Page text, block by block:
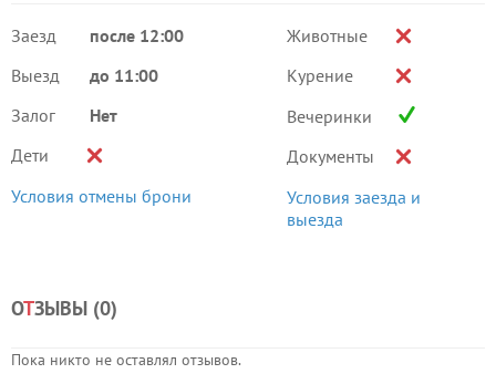
Заезд
после 12:00
Выезд
до 11:00
Залог
Нет
Дети
Условия отмены брони
Животные
Курение
Вечеринки
Документы
Условия заезда и
выезда
ОТЗЫВЫ (0)
Пока никто не оставлял отзывов.